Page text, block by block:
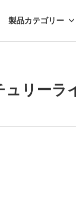
製品カテゴリー
サリー
リーラ